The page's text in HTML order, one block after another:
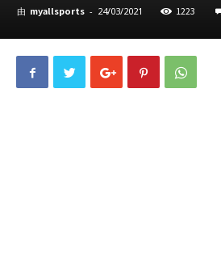
由 myallsports - 24/03/2021 1223